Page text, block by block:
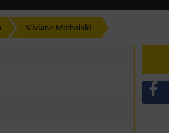
Viviane Michalski